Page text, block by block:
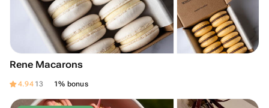
Rene Macarons
4.94 13 1% bonus